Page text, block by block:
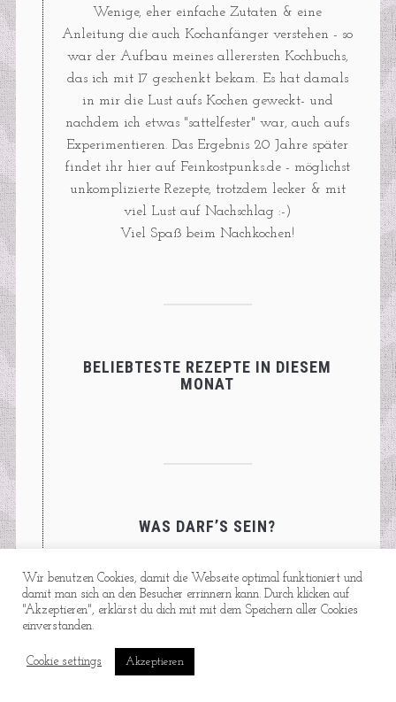
Wenige, eher einfache Zutaten & eine
Anleitung die auch Kochanfänger verstehen - so
war der Aufbau meines allerersten Kochbuchs,
das ich mit 17 geschenkt bekam. Es hat damals
in mir die Lust aufs Kochen geweckt- und
nachdem ich etwas "sattelfester" war, auch aufs
Experimentieren. Das Ergebnis 20 Jahre später
findet ihr hier auf Feinkostpunks.de - möglichst
unkomplizierte Rezepte, trotzdem lecker & mit
viel Lust auf Nachschlag :-)
Viel Spaß beim Nachkochen!
BELIEBTESTE REZEPTE IN DIESEM
MONAT
WAS DARF’S SEIN?
Anleitung Asia
Backen Buffet
Wir benutzen Cookies, damit die Webseite optimal funktioniert und
damit man sich an den Besucher errinnern kann. Durch klicken auf
"Akzeptieren", erklärst du dich mit mit dem Speichern aller Cookies
einverstanden.
Cookie settings Akzeptieren